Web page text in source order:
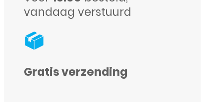
aantal
vandaag verstuurd
Gratis verzending